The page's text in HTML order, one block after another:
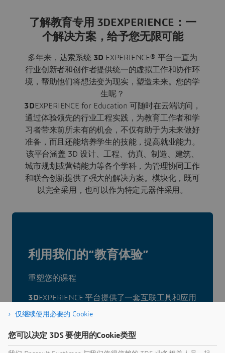
了解教育专用 3DEXPERIENCE：一
个解决方案，给予您无限可能
多年来，达索系统 3D EXPERIENCE® 平台一直为
行业创新者和创作者提供统一的虚拟工作和协作环
境，帮助他们将想法变为现实，塑造未来。您的学
生呢？
3DEXPERIENCE for Education 可随时在云端访问，
通过体验领先的行业工程实践，为教育工作者和学
习者带来前所未有的机会，不仅有助于为未来做好
准备，而且还能培养学生的技能，提高就业能力。
该平台涵盖 3D 设计、工程、仿真、制造、建筑、
城市规划或营销能力等各个学科，为管理协同工作
和联合创新提供了强大的解决方案。模块化，既可
以完全采用，也可以作为特定元器件采用。
利用我们的“教育体验”
重塑您的课程
3DEXPERIENCE 平台提供了一套互联工具和应用
程序，专门为未来的设计师和工程师提供更广泛
工程实践，利用最先进的软件进行产品创新，
3DEXPERIENCE For Education 为他们带来诸多
仅继续使用必要的 Cookie
您可以决定 3DS 要使用的Cookie类型